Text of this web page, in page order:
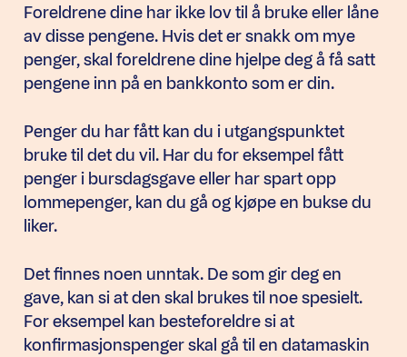
Foreldrene dine har ikke lov til å bruke eller låne
av disse pengene. Hvis det er snakk om mye
penger, skal foreldrene dine hjelpe deg å få satt
pengene inn på en bankkonto som er din.
Penger du har fått kan du i utgangspunktet
bruke til det du vil. Har du for eksempel fått
penger i bursdagsgave eller har spart opp
lommepenger, kan du gå og kjøpe en bukse du
liker.
Det finnes noen unntak. De som gir deg en
gave, kan si at den skal brukes til noe spesielt.
For eksempel kan besteforeldre si at
konfirmasjonspenger skal gå til en datamaskin